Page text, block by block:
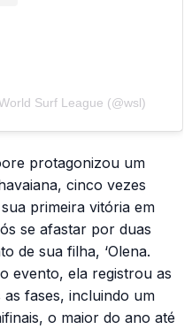
Surf League (@wsl)
protagonizou um
cinco vezes
primeira vitória em
se afastar por duas
de sua filha, ‘Olena.
evento, ela registrou as
fases, incluindo um
o maior do ano até